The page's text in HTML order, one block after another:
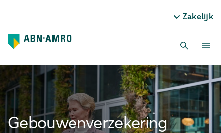
Zakelijk
Gebouwenverzekering